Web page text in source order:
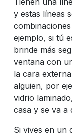
y estas líneas
ejemplo, si tú
brinde más
ventana con
la cara
alguien, por
vidrio
casa y se va a
Si vives en un